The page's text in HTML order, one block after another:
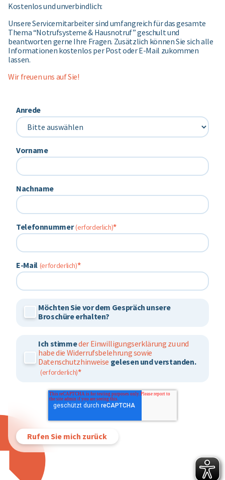
Service- und Supportteam arbeitet mit Hochdruck und viel
Engagement daran, Ihre Erwartungen zu erfüllen. Dafür wurden
wir 2020 mit dem deutschen Servicepreis (n-tv/DISQ)
ausgezeichnet.
Anrede
Vorname
Nachname
Telefonnummer *
E-Mail *
Möchten Sie vor dem Gespräch unsere
Broschüre erhalten?
Ich stimmeder Einwilligungserklärung zu und
habe die Widerrufsbelehrung sowie
Datenschutzhinweise gelesen und verstanden.
*
Kostenlos und unverbindlich:
Unsere Servicemitarbeiter sind umfangreich für das gesamte
Thema “Notrufsysteme & Hausnotruf” geschult und
beantworten gerne Ihre Fragen. Zusätzlich können Sie sich alle
Informationen kostenlos per Post oder E-Mail zukommen
lassen.
Wir freuen uns auf Sie!